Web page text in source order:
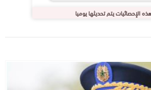
هذه الإحصائيات يتم تحديثها يوميا